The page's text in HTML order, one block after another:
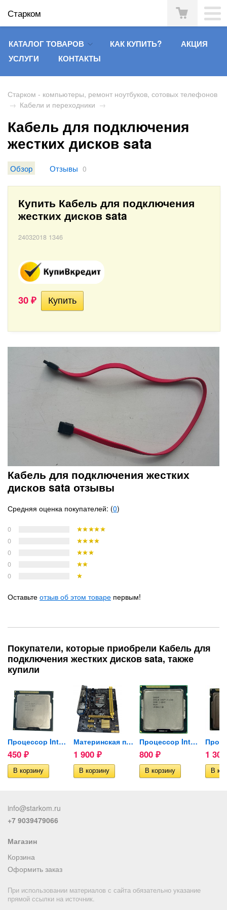
Старком
КАТАЛОГ ТОВАРОВ КАК КУПИТЬ?
АКЦИЯ
УСЛУГИ
КОНТАКТЫ
Старком - компьютеры, ремонт ноутбуков, сотовых телефонов
→ Кабели и переходники →
Кабель для подключения
жестких дисков sata
Обзор Отзывы 0
Купить Кабель для подключения
жестких дисков sata
24032018 1346
30 ₽
Кабель для подключения жестких
дисков sata отзывы
Средняя оценка покупателей: (0)
0
0
0
0
0
Оставьте отзыв об этом товаре первым!
Покупатели, которые приобрели Кабель для
подключения жестких дисков sata, также
купили
Процессор Intel Core...
450 ₽
Материнская плата ASUS...
1 900 ₽
Процессор Intel Core...
800 ₽ 1
info@starkom.ru
+7 9039479066
Магазин
Корзина
Оформить заказ
При использовании материалов с сайта обязательно указание
прямой ссылки на источник.